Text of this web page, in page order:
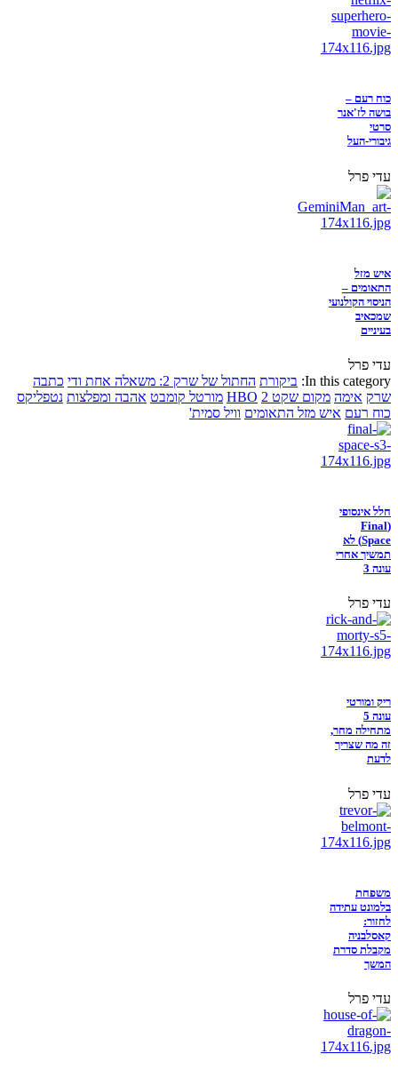
כוח רעם –
בושה לז'אנר
סרטי
גיבורי-העל
עדי פרל
איש מזל
התאומים –
הניסוי הקולנועי
שמכאיב
בעיניים
עדי פרל
In this category: ביקורת החתול של שרק 2: משאלה אחת ודי
כתבה
שרק אימה מקום שקט 2 HBO מורטל קומבט אהבה ומפלצות נטפליקס
כוח רעם איש מזל התאומים וויל סמית'
חלל אינסופי
(Final
Space) לא
תמשיך אחרי
עונה 3
עדי פרל
ריק ומורטי
עונה 5
מתחילה מחר,
זה מה שצריך
לדעת
עדי פרל
משפחת
בלמונט עתידה
לחזור:
קאסלבניה
מקבלת סדרת
המשך
עדי פרל